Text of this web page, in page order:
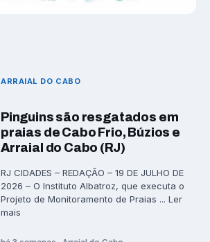
ARRAIAL DO CABO
Pinguins são resgatados em
praias de Cabo Frio, Búzios e
Arraial do Cabo (RJ)
RJ CIDADES – REDAÇÃO – 19 DE JULHO DE
2026 – O Instituto Albatroz, que executa o
Projeto de Monitoramento de Praias ... Ler
mais